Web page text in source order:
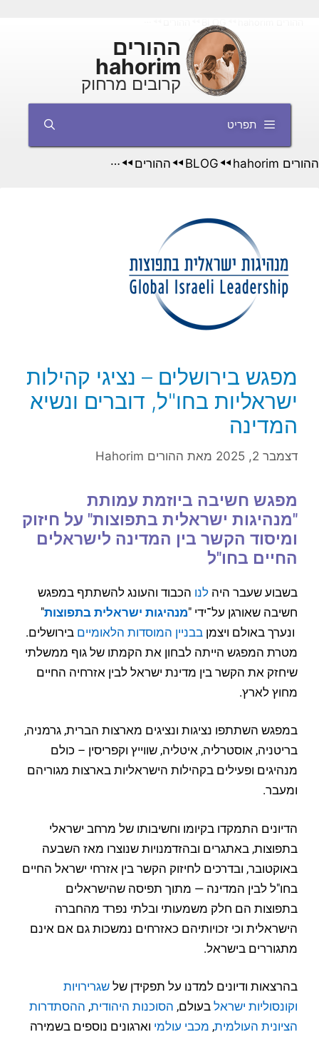
ההורים
hahorim
קרובים מרחוק
תפריט
ההורים hahorim ◄◄
BLOG
◄◄ ההורים ◄◄
מפגש בירושלים – נציגי קהילות
ישראליות בחו"ל, דוברים ונשיא
המדינה
דצמבר 2, 2025 מאת ההורים Hahorim
מפגש חשיבה ביוזמת עמותת
"מנהיגות ישראלית בתפוצות" על חיזוק
ומיסוד הקשר בין המדינה לישראלים
החיים בחו"ל
בשבוע שעבר היה לנו הכבוד והעונג להשתתף במפגש
חשיבה שאורגן על־ידי "מנהיגות ישראלית בתפוצות"
ונערך באולם ויצמן בבניין המוסדות הלאומיים בירושלים.
מטרת המפגש הייתה לבחון את הקמתו של גוף ממשלתי
שיחזק את הקשר בין מדינת ישראל לבין אזרחיה החיים
מחוץ לארץ.
במפגש השתתפו נציגות ונציגים מארצות הברית, גרמניה,
בריטניה, אוסטרליה, איטליה, שווייץ וקפריסין – כולם
מנהיגים ופעילים בקהילות הישראליות בארצות מגוריהם
ומעבר.
הדיונים התמקדו בקיומו וחשיבותו של מרחב ישראלי
בתפוצות, באתגרים ובהזדמנויות שנוצרו מאז השבעה
באוקטובר, ובדרכים לחיזוק הקשר בין אזרחי ישראל החיים
בחו"ל לבין המדינה — מתוך תפיסה שהישראלים
בתפוצות הם חלק משמעותי ובלתי נפרד מהחברה
הישראלית וכי זכויותיהם כאזרחים נמשכות גם אם אינם
מתגוררים בישראל.
בהרצאות ודיונים למדנו על תפקידן של שגרירויות
וקונסוליות ישראל בעולם, הסוכנות היהודית, ההסתדרות
הציונית העולמית, מכבי עולמי וארגונים נוספים בשמירה